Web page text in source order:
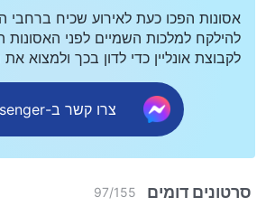
אסונות הפכו כעת לאירוע שכיח ברחבי
להילקח למלכות השמיים לפני האסונות
לקבוצת אונליין כדי לדון בכך ולמצוא
צרו קשר ב-Messenger
סרטונים דומים 97/155